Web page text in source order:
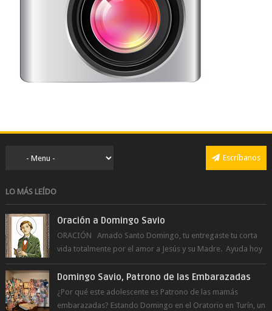
Escríbanos
LO MÁS LEÍDO
Oración a Domingo Savio
ORACIÓN Amado Santo Domingo, tu entregaste tu corta
vida totalmente por el amor a Jesús y su Madre. Ayuda hoy
a la juventud para ...
Domingo Savio, Patrono de las Embarazadas
¿Por qué este adolescente es Patrono de las mamás
embarazadas? Estando Domingo en el Oratorio en Turín, un